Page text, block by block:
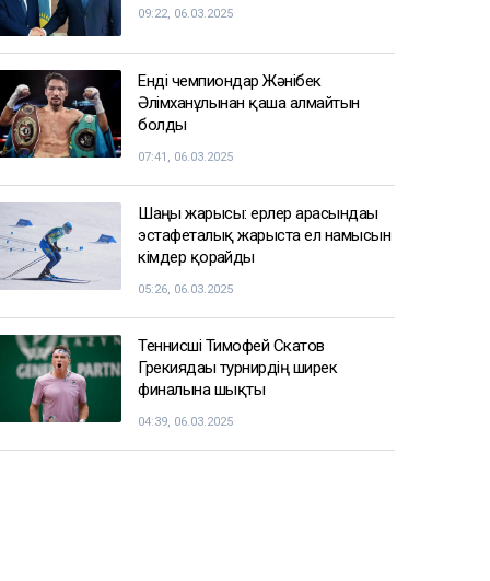
09:22, 06.03.2025
Енді чемпиондар Жәнібек
Әлімханұлынан қаша алмайтын
болды
07:41, 06.03.2025
Шаңғы жарысы: ерлер арасындағы
эстафеталық жарыста ел намысын
кімдер қорғайды
05:26, 06.03.2025
Теннисші Тимофей Скатов
Грекиядағы турнирдің ширек
финалына шықты
04:39, 06.03.2025